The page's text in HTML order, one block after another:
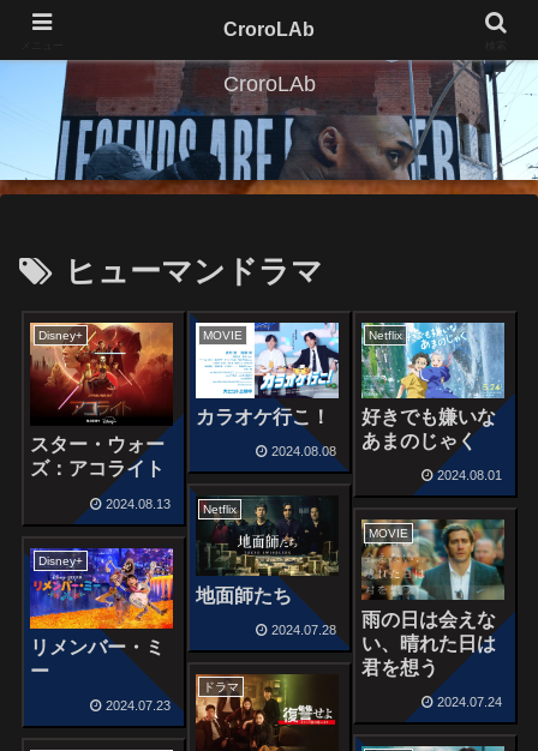
CroroLAb
ヒューマンドラマ
Disney+
スター・ウォー
ズ：アコライト
2024.08.13
MOVIE
カラオケ行こ！
2024.08.08
Netflix
好きでも嫌いな
あまのじゃく
2024.08.01
Netflix
地面師たち
2024.07.28
MOVIE
雨の日は会えな
い、晴れた日は
君を想う
2024.07.24
Disney+
リメンバー・ミ
ー
2024.07.23
ドラマ
CroroLAb